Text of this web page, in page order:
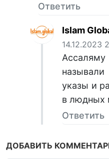
Ответить
Islam
14.12.2023
Ассаляму
указы и
в людных
Ответить
ДОБАВИТЬ